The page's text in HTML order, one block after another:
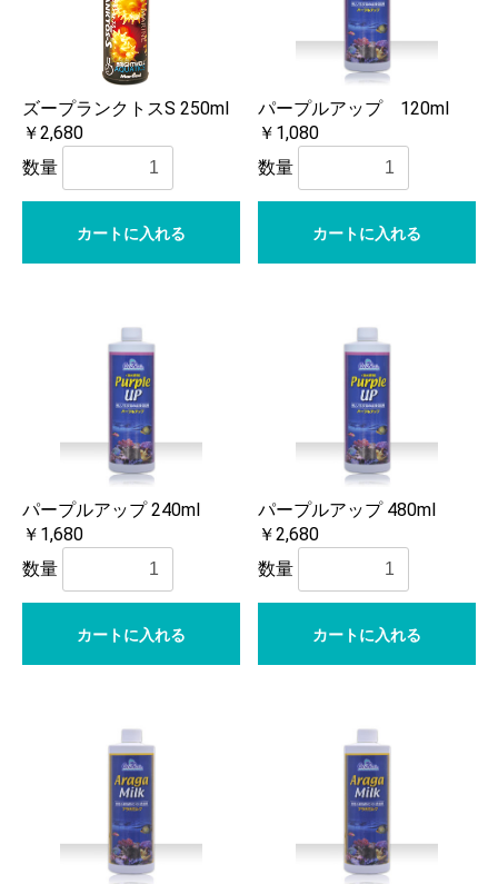
ズープランクトスS 250ml
￥2,680
数量
カートに入れる
パープルアップ 120ml
￥1,080
数量
カートに入れる
パープルアップ 240ml
￥1,680
数量
カートに入れる
パープルアップ 480ml
￥2,680
数量
カートに入れる